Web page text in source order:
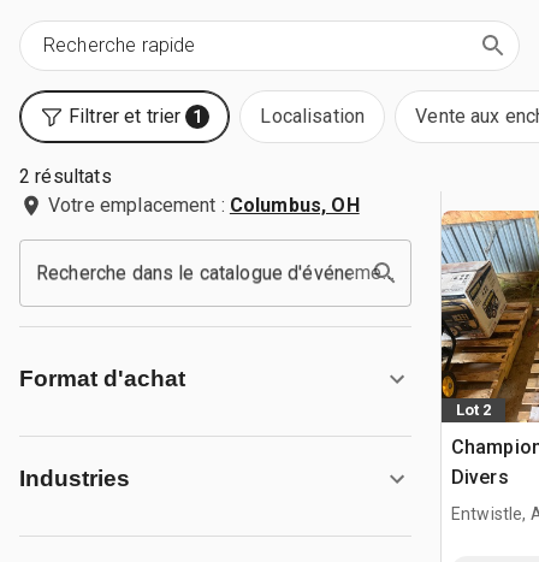
Filtrer et trier 1 Localisation Vente aux
2 résultats
Votre emplacement : Columbus, OH
Recherche dans le catalogue d'événements
Format d'achat
Industries
Lot 2
Divers
Entwistle,